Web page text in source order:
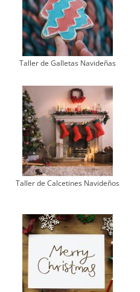
Taller de Galletas Navideñas
Taller de Calcetines Navideños